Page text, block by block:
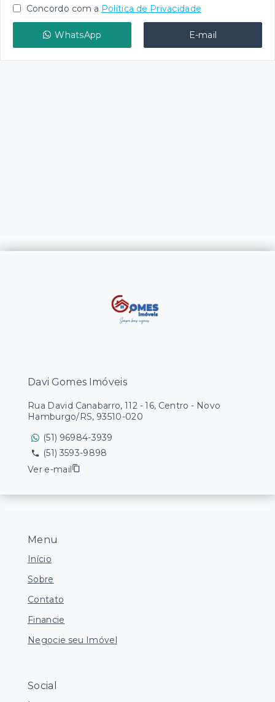
Concordo com a Política de Privacidade
WhatsApp E-mail
Menu
Início
Sobre
Contato
Financie
Negocie seu Imóvel
Social
Davi Gomes Imóveis
Rua David Canabarro, 112 - 16, Centro - Novo
Hamburgo/RS, 93510-020
(51) 96984-3939
(51) 3593-9898
Ver e-mail